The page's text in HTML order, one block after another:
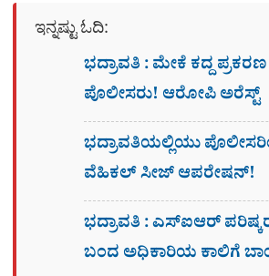
ಇನ್ನಷ್ಟು ಓದಿ:
ಭದ್ರಾವತಿ : ಮೇಕೆ ಕದ್ದ
ಪೊಲೀಸರು! ಆರೋಪಿ ಅರೆಸ್ಟ್​
ಭದ್ರಾವತಿಯಲ್ಲಿಯು
ವೆಹಿಕಲ್ ಸೀಜ್ ಆಪರೇಷನ್!
ಭದ್ರಾವತಿ : ಎಸ್​ಐಆರ್​
ಬಂದ ಅಧಿಕಾರಿಯ ಕಾಲಿಗೆ